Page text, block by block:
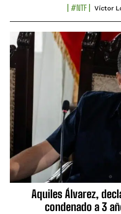
#NTF Víctor
Aquiles Álvarez,
condenado a 3